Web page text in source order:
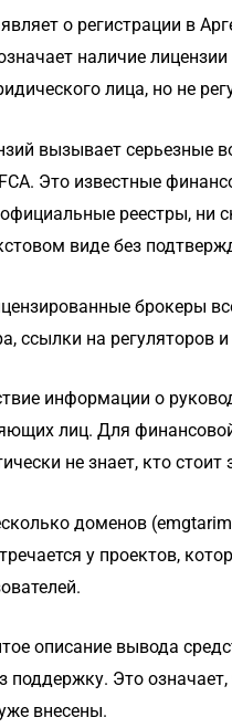
о регистрации в
наличие
лица, но не
вызывает серьезные
FCA. Это известные
реестры, ни
виде без
брокеры
ссылки на регуляторов
информации о
лиц. Для
не знает, кто
доменов
у проектов,
описание вывода
поддержку. Это
внесены.